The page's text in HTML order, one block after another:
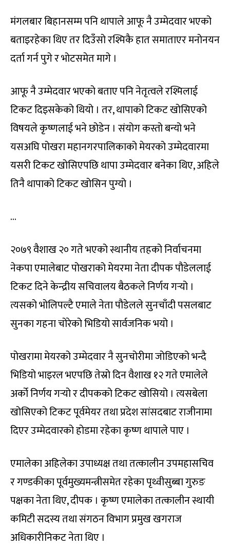
मंगलबार बिहानसम्म पनि थापाले आफू नै उम्मेदवार भएको
बताइरहेका थिए तर दिउँसो रश्मिकै हात समाताएर मनोनयन
दर्ता गर्न पुगे र भोटसमेत मागे ।
आफू नै उम्मेदवार भएको बताए पनि नेतृत्वले रश्मिलाई
टिकट दिइसकेको थियो । तर, थापाको टिकट खोसिएको
विषयले कृष्णलाई भने छोडेन । संयोग कस्तो बन्यो भने
यसअघि पोखरा महानगरपालिकाको मेयरको उम्मेदवारमा
यसरी टिकट खोसिएपछि थापा उम्मेदवार बनेका थिए, अहिले
तिनै थापाको टिकट खोसिन पुग्यो ।
…
२०७९ वैशाख २० गते भएको स्थानीय तहको निर्वाचनमा
नेकपा एमालेबाट पोखराको मेयरमा नेता दीपक पौडेललाई
टिकट दिने केन्द्रीय सचिवालय बैठकले निर्णय गर्‍यो ।
त्यसको भोलिपल्टै एमाले नेता पौडेलले सुनचाँदी पसलबाट
सुनका गहना चोरेको भिडियो सार्वजनिक भयो ।
पोखरामा मेयरको उम्मेदवार नै सुनचोरीमा जोडिएको भन्दै
भिडियो भाइरल भएपछि तेस्रो दिन वैशाख १२ गते एमालेले
अर्को निर्णय गर्‍यो र दीपकको टिकट खोसियो । त्यसबेला
खोसिएको टिकट पूर्वमेयर तथा प्रदेश सांसदबाट राजीनामा
दिएर उम्मेदवारको होडमा रहेका कृष्ण थापाले पाए ।
एमालेका अहिलेका उपाध्यक्ष तथा तत्कालीन उपमहासचिव
र गण्डकीका पूर्वमुख्यमन्त्रीसमेत रहेका पृथ्वीसुब्बा गुरुङ
पक्षका नेता थिए, दीपक । कृष्ण एमालेका तत्कालीन स्थायी
कमिटी सदस्य तथा संगठन विभाग प्रमुख खगराज
अधिकारीनिकट नेता थिए ।